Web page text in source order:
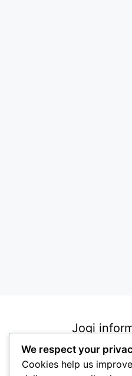
Jogi
We respect your
Cookies help us